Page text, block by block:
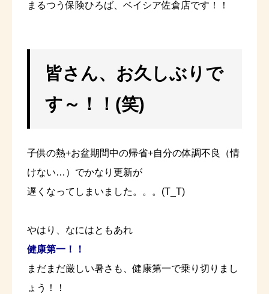
まるつう保険ひろば、ベイシア佐倉店です！！
皆さん、お久しぶりで
す～！！(笑)
子供の熱+お盆期間中の帰省+自分の体調不良（情
けない…）でかなり更新が
遅くなってしまいました。。。(T_T)
やはり、なにはともあれ
健康第一！！
まだまだ厳しい暑さも、健康第一で乗り切りまし
ょう！！